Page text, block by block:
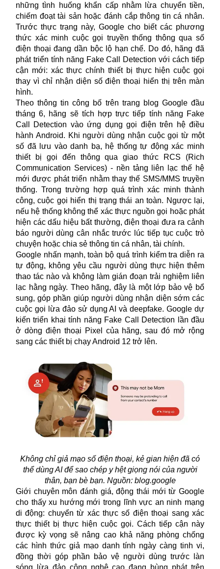
những tình huống khẩn cấp nhằm lừa chuyển tiền,
chiếm đoạt tài sản hoặc đánh cắp thông tin cá nhân.
Trước thực trạng này, Google cho biết các phương
thức xác minh cuộc gọi truyền thống thông qua số
điện thoại đang dần bộc lộ hạn chế. Do đó, hãng đã
phát triển tính năng Fake Call Detection với cách tiếp
cận mới: xác thực chính thiết bị thực hiện cuộc gọi
thay vì chỉ nhận diện số điện thoại hiển thị trên màn
hình.
Theo thông tin công bố trên trang blog Google đầu
tháng 6, hãng sẽ tích hợp trực tiếp tính năng Fake
Call Detection vào ứng dụng gọi điện trên hệ điều
hành Android. Khi người dùng nhận cuộc gọi từ một
số đã lưu vào danh bạ, hệ thống tự động xác minh
thiết bị gọi đến thông qua giao thức RCS (Rich
Communication Services) - nền tảng liên lạc thế hệ
mới được phát triển nhằm thay thế SMS/MMS truyền
thống. Trong trường hợp quá trình xác minh thành
công, cuộc gọi hiển thị trạng thái an toàn. Ngược lại,
nếu hệ thống không thể xác thực nguồn gọi hoặc phát
hiện các dấu hiệu bất thường, điện thoại đưa ra cảnh
báo người dùng cân nhắc trước lúc tiếp tục cuộc trò
chuyện hoặc chia sẻ thông tin cá nhân, tài chính.
Google nhấn mạnh, toàn bộ quá trình kiểm tra diễn ra
tự động, không yêu cầu người dùng thực hiện thêm
thao tác nào và không làm gián đoạn trải nghiệm liên
lạc hằng ngày. Theo hãng, đây là một lớp bảo vệ bổ
sung, góp phần giúp người dùng nhận diện sớm các
cuộc gọi lừa đảo sử dụng AI và deepfake. Google dự
kiến triển khai tính năng Fake Call Detection lần đầu
ở dòng điện thoại Pixel của hãng, sau đó mở rộng
sang các thiết bị chạy Android 12 trở lên.
Không chỉ giả mạo số điện thoại, kẻ gian hiện đã có
thể dùng AI để sao chép y hệt giọng nói của người
thân, bạn bè bạn. Nguồn: blog.google
Giới chuyên môn đánh giá, động thái mới từ Google
cho thấy xu hướng mới trong lĩnh vực an ninh mạng
di động: chuyển từ xác thực số điện thoại sang xác
thực thiết bị thực hiện cuộc gọi. Cách tiếp cận này
được kỳ vọng sẽ nâng cao khả năng phòng chống
các hình thức giả mạo danh tính ngày càng tinh vi,
đồng thời góp phần bảo vệ người dùng trước làn
sóng lừa đảo công nghệ cao đang bùng phát trên